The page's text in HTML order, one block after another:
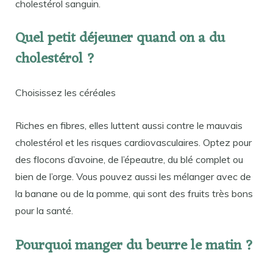
cholestérol sanguin.
Quel petit déjeuner quand on a du
cholestérol ?
Choisissez les céréales
Riches en fibres, elles luttent aussi contre le mauvais
cholestérol et les risques cardiovasculaires. Optez pour
des flocons d’avoine, de l’épeautre, du blé complet ou
bien de l’orge. Vous pouvez aussi les mélanger avec de
la banane ou de la pomme, qui sont des fruits très bons
pour la santé.
Pourquoi manger du beurre le matin ?